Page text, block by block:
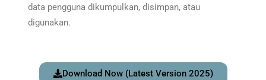
data pengguna dikumpulkan, disimpan, atau
digunakan.
Download Now (Latest Version 2025)